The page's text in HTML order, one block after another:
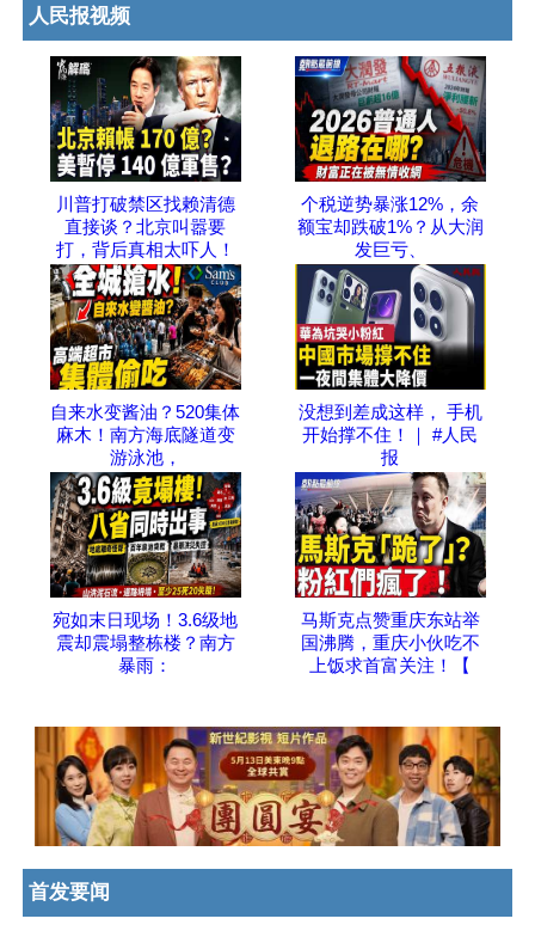
人民报视频
川普打破禁区找赖清德
直接谈？北京叫嚣要
打，背后真相太吓人！
个税逆势暴涨12%，余
额宝却跌破1%？从大润
发巨亏、
自来水变酱油？520集体
麻木！南方海底隧道变
游泳池，
没想到差成这样， 手机
开始撑不住！｜ #人民
报
宛如末日现场！3.6级地
震却震塌整栋楼？南方
暴雨：
马斯克点赞重庆东站举
国沸腾，重庆小伙吃不
上饭求首富关注！【
首发要闻